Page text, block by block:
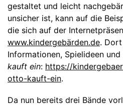
gestaltet und leicht
unsicher ist, kann auf die
die sich auf der
www.kindergebärden.de.
Informationen, Spielideen
kauft ein: https://
otto-kauft-ein.
Da nun bereits drei Bände